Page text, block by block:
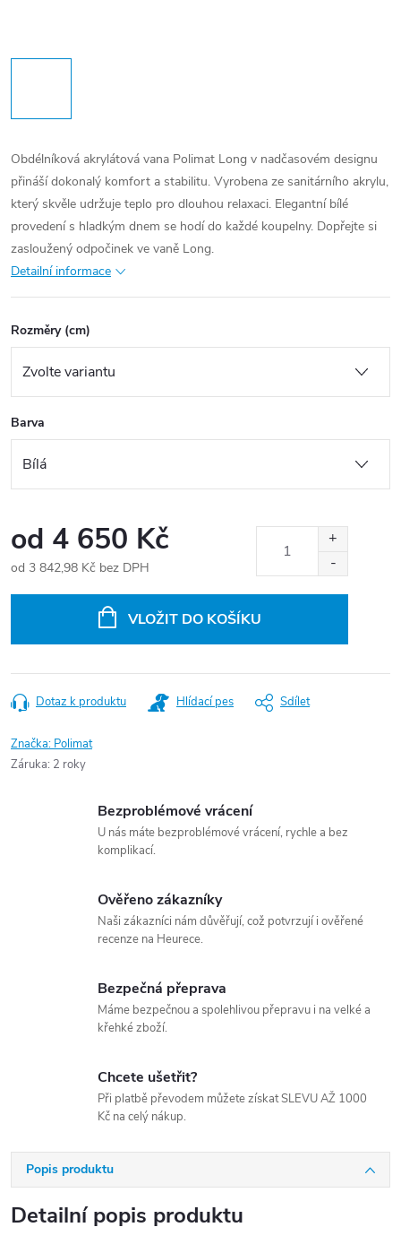
Obdélníková akrylátová vana Polimat Long v nadčasovém designu
přináší dokonalý komfort a stabilitu. Vyrobena ze sanitárního akrylu,
který skvěle udržuje teplo pro dlouhou relaxaci. Elegantní bílé
provedení s hladkým dnem se hodí do každé koupelny. Dopřejte si
zasloužený odpočinek ve vaně Long.
Detailní informace
Rozměry (cm)
Barva
od 4 650 Kč
od 3 842,98 Kč bez DPH
VLOŽIT DO KOŠÍKU
Dotaz k produktu Hlídací pes Sdílet
Značka: Polimat
Záruka: 2 roky
Bezproblémové vrácení
U nás máte bezproblémové vrácení, rychle a bez
komplikací.
Ověřeno zákazníky
Naši zákazníci nám důvěřují, což potvrzují i ověřené
recenze na Heurece.
Bezpečná přeprava
Máme bezpečnou a spolehlivou přepravu i na velké a
křehké zboží.
Chcete ušetřit?
Při platbě převodem můžete získat SLEVU AŽ 1000
Kč na celý nákup.
Popis produktu
Detailní popis produktu